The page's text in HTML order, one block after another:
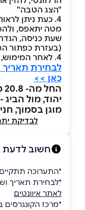
"הצג הטבה"
4. כעת ניתן
מטה יתאפס,
שעת כניסה,
(בעזרת כפתור
4. לאחר המימוש, יתקבל כרטיס דיגיטלי למופע
לבחירת
כאן >>
יהוד, מול
מוגן בסמוך,
לבדיקת
חשוב לדעת
*התערוכה תתקיים בין
*לבחירת תאריך
לאתר איוונטים
ָ*מרכז הקונגרסים